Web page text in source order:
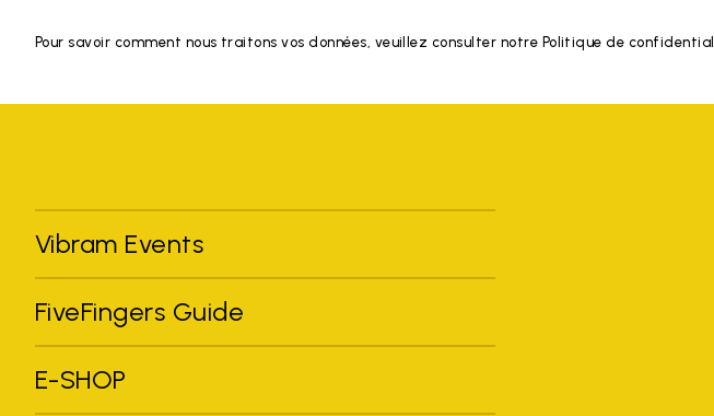
Pour savoir comment nous traitons vos données, veuillez consulter notre Politique de
Vibram Events
FiveFingers Guide
E-SHOP